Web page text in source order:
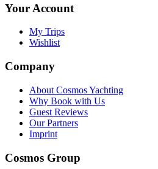
Your Account
My Trips
Wishlist
Company
About Cosmos Yachting
Why Book with Us
Guest Reviews
Our Partners
Imprint
Cosmos Group